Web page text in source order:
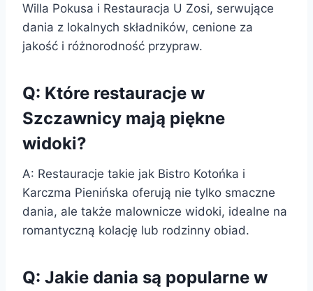
Willa Pokusa i Restauracja U Zosi, serwujące
dania z lokalnych składników, cenione za
jakość i różnorodność przypraw.
Q: Które restauracje w
Szczawnicy mają piękne
widoki?
A: Restauracje takie jak Bistro Kotońka i
Karczma Pienińska oferują nie tylko smaczne
dania, ale także malownicze widoki, idealne na
romantyczną kolację lub rodzinny obiad.
Q: Jakie dania są popularne w